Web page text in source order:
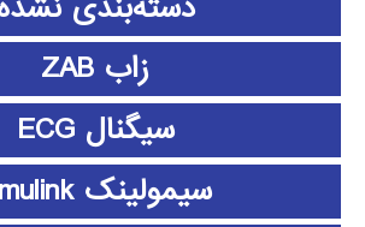
زاب ZAB
سیگنال ECG
سیمولینک simulink